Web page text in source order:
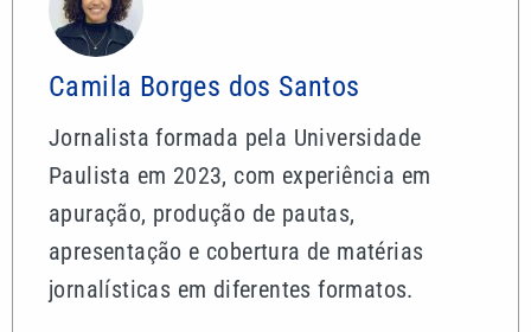
Camila Borges dos Santos
Jornalista formada pela Universidade
Paulista em 2023, com experiência em
apuração, produção de pautas,
apresentação e cobertura de matérias
jornalísticas em diferentes formatos.